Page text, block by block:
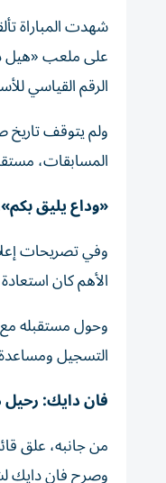
الرقم القياسي
المسابقات،
«وداع يليق
وفي تصريحات
الأهم كان
وحول مستقبله مع
التسجيل ومساعدة
فان دايك:
من جانبه، علق
وصرح فان دايك